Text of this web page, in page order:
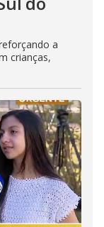
a
crianças,